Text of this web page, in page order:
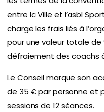
entre la Ville et l’asbl
charge les frais liés à
pour une valeur totale de
défraiement des coachs
Le Conseil marque son
de 35 € par personne et
sessions de 12 séances.